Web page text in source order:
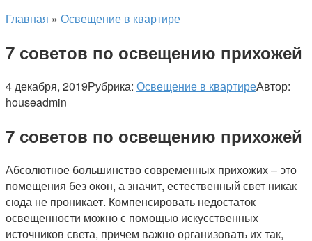
Главная » Освещение в квартире
7 советов по освещению прихожей
4 декабря, 2019Рубрика: Освещение в квартиреАвтор:
houseadmin
7 советов по освещению прихожей
Абсолютное большинство современных прихожих – это
помещения без окон, а значит, естественный свет никак
сюда не проникает. Компенсировать недостаток
освещенности можно с помощью искусственных
источников света, причем важно организовать их так,